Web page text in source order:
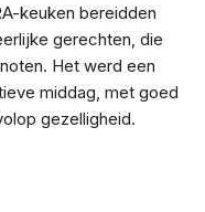
keuken bereidden
gerechten, die
Het werd een
middag, met goed
gezelligheid.